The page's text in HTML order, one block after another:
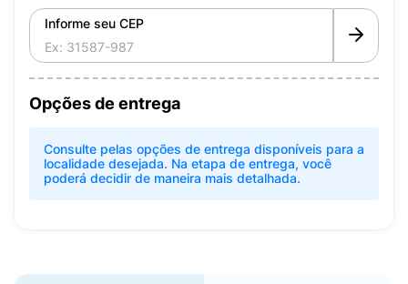
Informe seu CEP
Opções de entrega
Consulte pelas opções de entrega disponíveis para a
localidade desejada. Na etapa de entrega, você
poderá decidir de maneira mais detalhada.